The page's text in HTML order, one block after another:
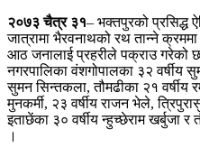
२०७३ चैत्र ३१– भक्तपुरको प्रसिद्ध
जात्रामा भैरवनाथको रथ तान्ने
आठ जनालाई प्रहरीले पक्राउ गरेको
नगरपालिका वंशगोपालका ३२ वर्षीय
सुमन सिन्तकला, तौमढीका २१ वर्षीय
मुनकर्मी, २३ वर्षीय राजन भेले,
इताछेंका ३० वर्षीय न्हुच्छेराम खर्बुजा
।